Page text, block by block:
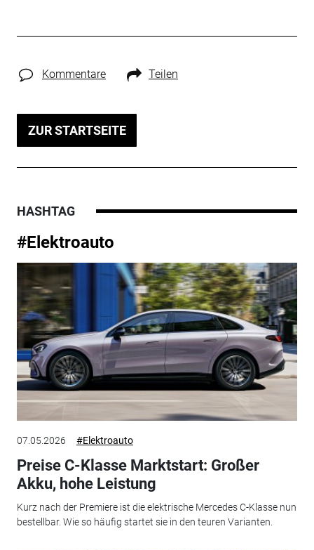
Kommentare Teilen
ZUR STARTSEITE
HASHTAG
#Elektroauto
07.05.2026 #Elektroauto
Preise C-Klasse Marktstart: Großer
Akku, hohe Leistung
Kurz nach der Premiere ist die elektrische Mercedes C-Klasse nun
bestellbar. Wie so häufig startet sie in den teuren Varianten.